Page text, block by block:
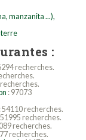
manzanita ...),
terre
:
recherches.
: 97073
54110 recherches.
recherches.
recherches.
recherches.